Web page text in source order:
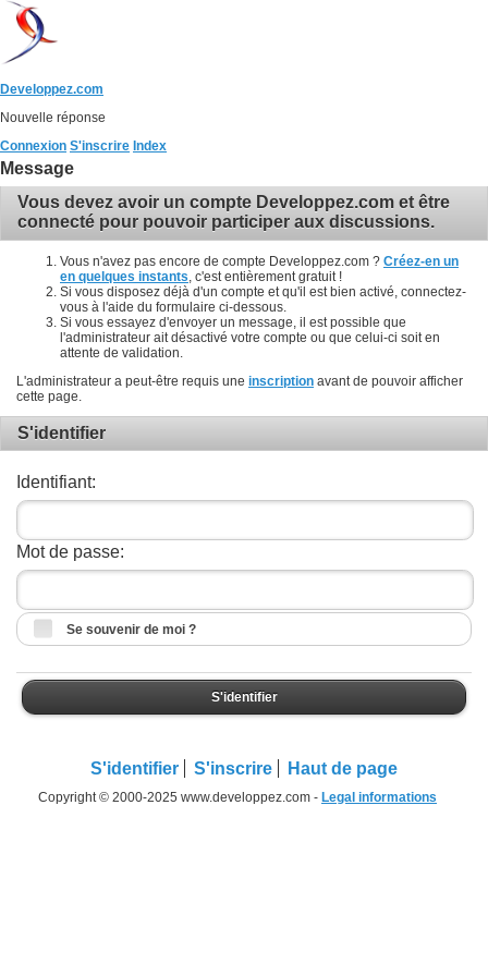
Developpez.com
Nouvelle réponse
Connexion S'inscrire Index
Message
Vous devez avoir un compte Developpez.com et être
connecté pour pouvoir participer aux discussions.
Vous n'avez pas encore de compte Developpez.com ? Créez-en un
en quelques instants , c'est entièrement gratuit !
Si vous disposez déjà d'un compte et qu'il est bien activé, connectez-
vous à l'aide du formulaire ci-dessous.
Si vous essayez d'envoyer un message, il est possible que
l'administrateur ait désactivé votre compte ou que celui-ci soit en
attente de validation.
L'administrateur a peut-être requis une inscription avant de pouvoir afficher
cette page.
S'identifier
Identifiant:
Mot de passe:
Se souvenir de moi ?
S'identifier
S'identifier S'inscrire Haut de page
Copyright © 2000-2025 www.developpez.com - Legal informations